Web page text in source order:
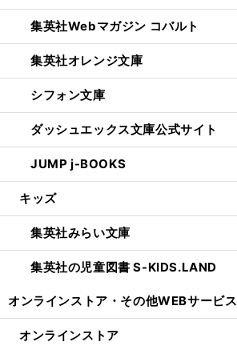
集英社Webマガジン コバルト
集英社オレンジ文庫
シフォン文庫
ダッシュエックス文庫公式サイト
JUMP j-BOOKS
キッズ
集英社みらい文庫
集英社の児童図書 S-KIDS.LAND
オンラインストア・ その他WEBサービス
オンラインストア